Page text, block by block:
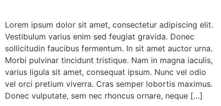
Lorem ipsum dolor sit amet, consectetur adipiscing elit.
Vestibulum varius enim sed feugiat gravida. Donec
sollicitudin faucibus fermentum. In sit amet auctor urna.
Morbi pulvinar tincidunt tristique. Nam in magna iaculis,
varius ligula sit amet, consequat ipsum. Nunc vel odio
vel orci pretium viverra. Cras semper lobortis maximus.
Donec vulputate, sem nec rhoncus ornare, neque […]